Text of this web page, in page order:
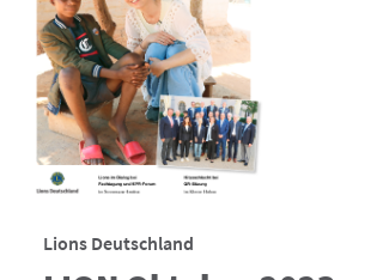
Lions Deutschland